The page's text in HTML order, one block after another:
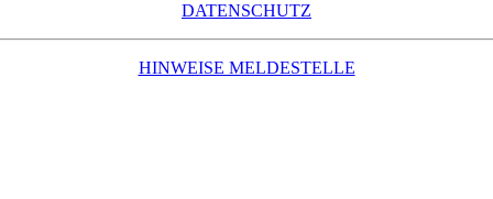
DATENSCHUTZ
HINWEISE MELDESTELLE